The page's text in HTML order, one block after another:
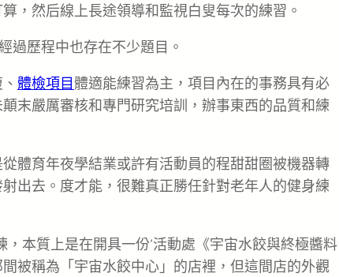
，然后線上長途領導和監視白叟每次的練習。
過歷程中也存在不少題目。
體檢項目 體適能練習為主，項目內在的事務具有必
末嚴厲審核和專門研究培訓，辦事東西的品質和練
體育年夜學結業或許有活動員的程甜甜圈被機器轉
出去。度才能，很難真正勝任針對老年人的健身練
本質上是在開具一份‘活動處《宇宙水餃與終極醬料
被稱為「宇宙水餃中心」的店裡，但這間店的外觀